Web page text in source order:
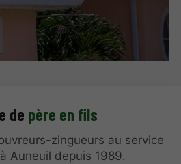
de père en fils
zingueurs au service
Auneuil depuis 1989.